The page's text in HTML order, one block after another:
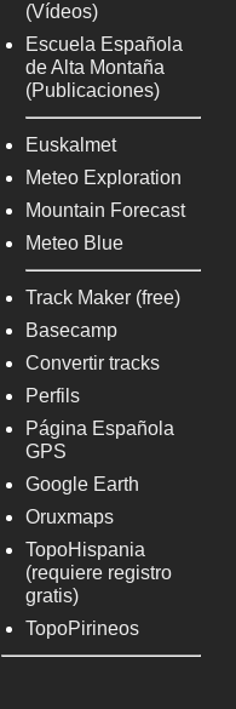
(Vídeos)
Escuela Española
de Alta Montaña
(Publicaciones)
Euskalmet
Meteo Exploration
Mountain Forecast
Meteo Blue
Track Maker (free)
Basecamp
Convertir tracks
Perfils
Página Española
GPS
Google Earth
Oruxmaps
TopoHispania
(requiere registro
gratis)
TopoPirineos